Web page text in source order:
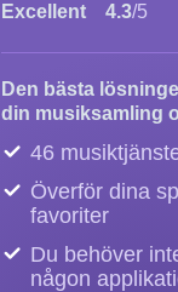
Excellent 4.3/5
Den bästa
din musiksamling
46
Överför dina
favoriter
Du behöver
någon